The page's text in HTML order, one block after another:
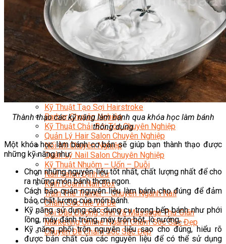
Chăm Sóc Người Cao Tuổi
Sắc Đẹp
Kỹ Thuật Viên Spa
Quản Lý Spa
Khởi Sự Kinh Doanh Spa và Salon
Kinh Doanh Chuỗi và Nhượng Quyền Spa, Salon
Chăm Sóc Và Điều Trị Da
Chuyên Viên Trang Điểm
Trang Điểm Cô Dâu
Phun Xăm Thẩm Mỹ
Kỹ Thuật Tạo Sợi Hairstroke
Barber Chuyên Nghiệp
Kỹ Thuật Chải Bới Tóc Chuyên Nghiệp
Quản Lý Hair Salon Chuyên Nghiệp
Nối Mi Chuyên Nghiệp
Quản Lý Nail Salon Chuyên Nghiệp
Kỹ Thuật Nhuộm – Uốn – Duỗi
Nail Salon Định Cư
Kinh Doanh Nail Box
Train The Trainer – Chuyên Ngành Nail
Chăm Sóc Mẹ Và Bé
Gội Đầu Dưỡng Sinh Và Massage Thư Giãn
Marketing Online Ngành Chăm Sóc Sắc Đẹp
Chuyên Đề Chăm Sóc Sắc Đẹp
Âm Nhạc
Thành thạo các kỹ năng làm bánh qua khóa học làm bánh
thông dụng
Một khóa học làm bánh cơ bản sẽ giúp bạn thành thạo được
những kỹ năng như:
Chọn những nguyên liệu tốt nhất, chất lượng nhất để cho
ra những món bánh thơm ngon.
Cách bảo quản nguyên liệu làm bánh cho đúng để đảm
bảo chất lượng của món bánh.
Kỹ năng sử dụng các dụng cụ trong bếp bánh như phới
lồng, máy đánh trứng, máy trộn bột, lò nướng,…
Kỹ năng phối trộn nguyên liệu sao cho đúng, hiểu rõ
được bản chất của các nguyên liệu để có thể sử dụng